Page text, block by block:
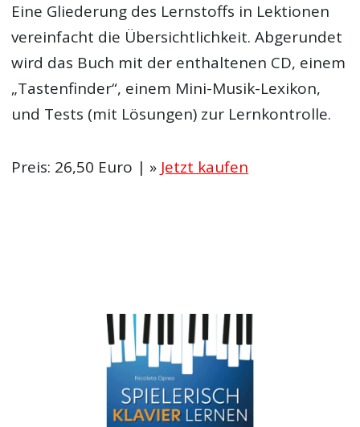
Eine Gliederung des Lernstoffs in Lektionen
vereinfacht die Übersichtlichkeit. Abgerundet
wird das Buch mit der enthaltenen CD, einem
„Tastenfinder“, einem Mini-Musik-Lexikon,
und Tests (mit Lösungen) zur Lernkontrolle.
Preis: 26,50 Euro | » Jetzt kaufen